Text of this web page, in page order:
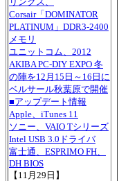
Corsair「DOMINATOR
PLATINUM」DDR3-2400
メモリ
ユニットコム、2012
AKIBA PC-DIY EXPO 冬
の陣を12月15日～16日に
ベルサール秋葉原で開催
■アップデート情報
Apple、iTunes 11
ソニー、VAIO Tシリーズ
Intel USB 3.0ドライバ
富士通、ESPRIMO FH、
DH BIOS
【11月29日】